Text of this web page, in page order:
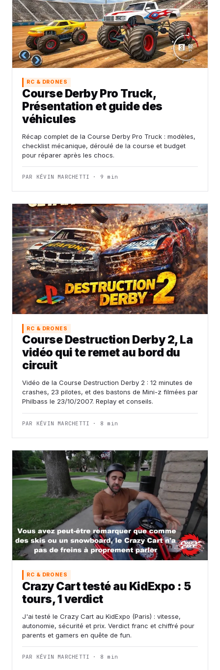
RC & DRONES
Course Derby Pro Truck,
Présentation et guide des
véhicules
Récap complet de la Course Derby Pro Truck : modèles,
checklist mécanique, déroulé de la course et budget
pour réparer après les chocs.
PAR KÉVIN MARCHETTI · 9 min
RC & DRONES
Course Destruction Derby 2, La
vidéo qui te remet au bord du
circuit
Vidéo de la Course Destruction Derby 2 : 12 minutes de
crashes, 23 pilotes, et des bastons de Mini-z filmées par
Philbass le 23/10/2007. Replay et conseils.
PAR KÉVIN MARCHETTI · 8 min
RC & DRONES
Crazy Cart testé au KidExpo : 5
tours, 1 verdict
J'ai testé le Crazy Cart au KidExpo (Paris) : vitesse,
autonomie, sécurité et prix. Verdict franc et chiffré pour
parents et gamers en quête de fun.
PAR KÉVIN MARCHETTI · 8 min